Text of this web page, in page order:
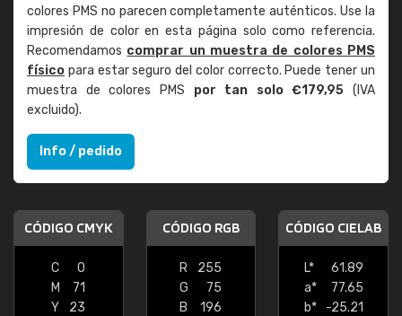
colores PMS no parecen completamente auténticos. Use la
impresión de color en esta página solo como referencia.
Recomendamos comprar un muestra de colores PMS
físico para estar seguro del color correcto. Puede tener un
muestra de colores PMS por tan solo €179,95 (IVA
excluido).
Info / pedido
CÓDIGO CMYK
C
0
M
71
Y
23
CÓDIGO RGB
R
255
G
75
B
196
CÓDIGO CIELAB
L*
61.89
a*
77.65
b*
-25.21